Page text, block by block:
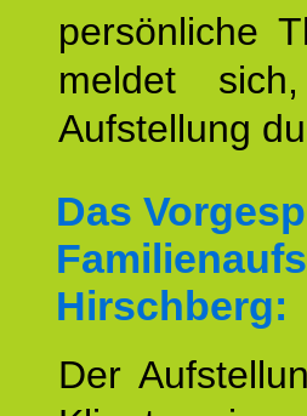
persönliche
meldet
Aufstellung
Das
Hirschberg:
Der